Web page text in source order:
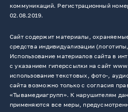
коммуникаций. Регистрационный
02.08.2019.
Сайт содержит материалы,
средства индивидуализации
Использование материалов сайта в
с указанием гиперссылки на сайт
использование текстовых, фото-,
сайта возможно только с согласия
«Тывамедиагрупп». К нарушителям
применяются все меры,